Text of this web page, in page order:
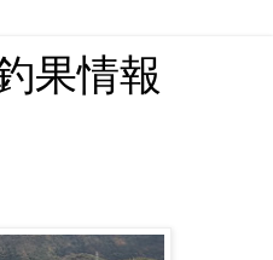
果情報